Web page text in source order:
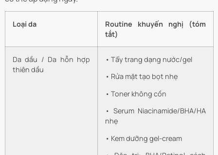
Loại da
Routine khuyến nghị (tóm
tắt)
Da dầu / Da hỗn hợp
thiên dầu
• Tẩy trang dạng nước/gel
• Rửa mặt tạo bọt nhẹ
• Toner không cồn
• Serum Niacinamide/BHA/HA
nhẹ
• Kem dưỡng gel-cream